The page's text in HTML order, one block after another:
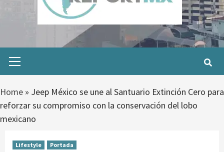
Menu
Home » Jeep México se une al Santuario Extinción Cero para
reforzar su compromiso con la conservación del lobo
mexicano
Lifestyle Portada